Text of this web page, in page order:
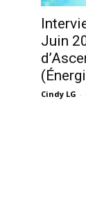
Juin
Cindy LG -